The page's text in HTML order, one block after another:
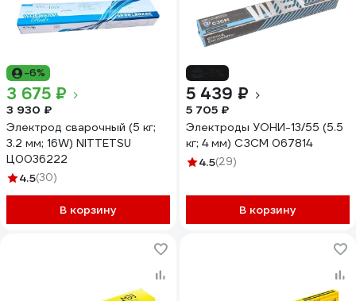
-6%
3 675 ₽
3 930 ₽
Электрод сварочный (5 кг;
3.2 мм; 16W) NITTETSU
Ц0036222
4.5(30)
В корзину
5 439 ₽
5 705 ₽
Электроды УОНИ-13/55 (5.5
кг; 4 мм) СЗСМ 067814
4.5(29)
В корзину